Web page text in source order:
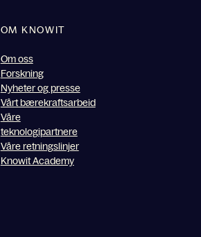
OM KNOWIT
Om oss
Forskning
Nyheter og presse
Vårt bærekraftsarbeid
Våre
teknologipartnere
Våre retningslinjer
Knowit Academy